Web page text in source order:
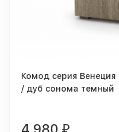
Комод серия
/ дуб сонома темный
4 980 ₽